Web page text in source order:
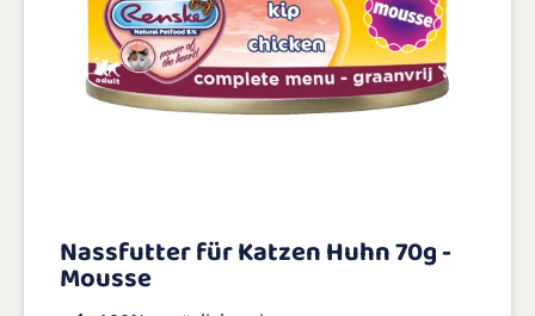
Nassfutter für Katzen Huhn 70g -
Mousse